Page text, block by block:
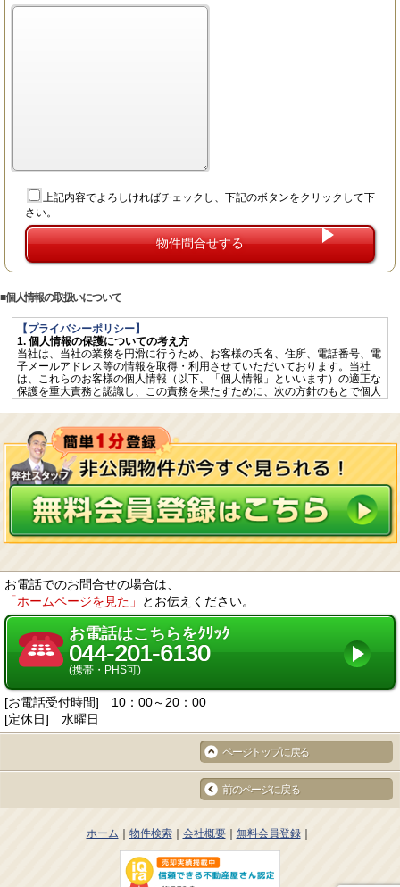
上記内容でよろしければチェックし、下記のボタンをクリックして下
さい。
個人情報の取扱いについて
【プライバシーポリシー】
1. 個人情報の保護についての考え方
当社は、当社の業務を円滑に行うため、お客様の氏名、住所、電話番号、電
子メールアドレス等の情報を取得・利用させていただいております。当社
は、これらのお客様の個人情報（以下、「個人情報」といいます）の適正な
保護を重大責務と認識し、この責務を果たすために、次の方針のもとで個人
個人情報に適用される「個人情報の保護に関する法律」その他の関係法令を
遵守するとともに、一般に公正妥当と認められる個人情報の取扱いに関する
慣行に準拠し、適切に取り扱います。
個人情報の取扱いに関する規程を明確にし、従業者へ周知徹底します。ま
た、取引先等に対しても適切に個人情報を取り扱うように要請します。
個人情報の取得に際しては、利用目的を特定して通知又は公表し、その利用
目的に従って個人情報を取り扱います。
個人情報の漏洩、紛失、改ざん等を防止するため、必要な対策を講じて適切
な管理を行います。
保有する個人情報について、お客様本人からの開示、訂正、削除、利用停止
の依頼を所定の窓口でお受けして、誠意をもって対応します。
いを外部に委託することがあります。委託する場合には、適正な取扱いを確
保するための契約締結、実施状況の点検などを行います。
3. 第三者への開示・提供
当社は、「2. 個人情報の預託」に記載した外部委託先への提供の場合及び以
下のいずれかに該当する場合を除き、個人情報を第三者へ開示又は提供しま
せん。
お客様ご本人の同意がある場合
統計的なデータなど本人を識別することができない状態で開示・提供する場
法令に基づき開示・提供を求められた場合
人の生命、身体又は財産の保護のために必要な場合であって、お客様の同意
を得ることが困難である場合
国又は地方公共団体等が公的な事務を実施するうえで、協力する必要がある
場合であって、お客様の同意を得ることにより当該事務の遂行に支障を及ぼ
次項4. に掲げる者に対して提供する場合
当社は、下記の会社との間で個人データを共同利用いたします。
共同して利用する者の範囲
当社グループ各社FC（フランチャイズ）事業における加盟企業各社
お電話でのお問合せの場合は、
「ホームページを見た」
とお伝えください。
お電話はこちらをｸﾘｯｸ
044-201-6130
(携帯・PHS可)
[お電話受付時間] 10：00～20：00
[定休日] 水曜日
ページトップに戻る
前のページに戻る
ホーム 物件検索 会社概要 無料会員登録